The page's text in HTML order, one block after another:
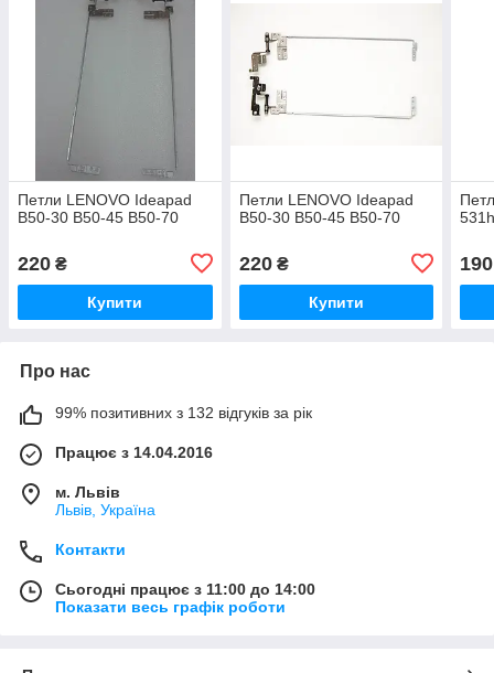
Петли LENOVO Ideapad
B50-30 B50-45 B50-70
220 ₴
Купити
Петли LENOVO Ideapad
B50-30 B50-45 B50-70
220₴
Купити
190
Про нас
99% позитивних з 132 відгуків за рік
Працює з 14.04.2016
м. Львів
Львів, Україна
Контакти
Сьогодні працює з 11:00 до 14:00
Показати весь графік роботи